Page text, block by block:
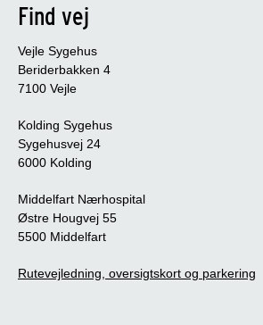
Find vej
Vejle Sygehus
Beriderbakken 4
7100 Vejle
Kolding Sygehus
Sygehusvej 24
6000 Kolding
Middelfart Nærhospital
Østre Hougvej 55
5500 Middelfart
Rutevejledning, oversigtskort og parkering